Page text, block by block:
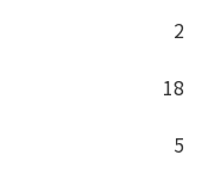
2
18
5